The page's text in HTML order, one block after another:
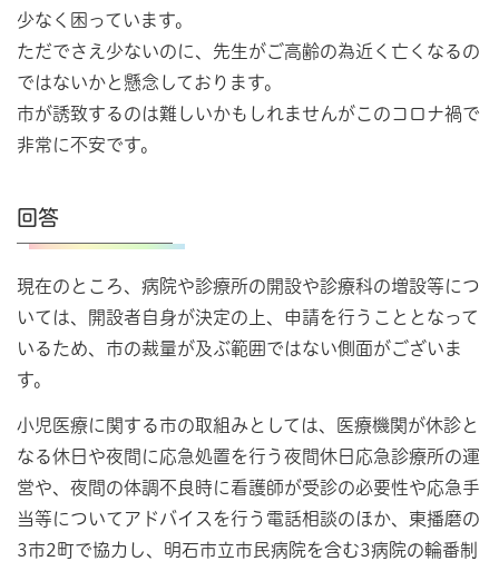
少なく困っています。
ただでさえ少ないのに、先生がご高齢の為近く亡くなるの
ではないかと懸念しております。
市が誘致するのは難しいかもしれませんがこのコロナ禍で
非常に不安です。
回答
現在のところ、病院や診療所の開設や診療科の増設等につ
いては、開設者自身が決定の上、申請を行うこととなって
いるため、市の裁量が及ぶ範囲ではない側面がございま
す。
小児医療に関する市の取組みとしては、医療機関が休診と
なる休日や夜間に応急処置を行う夜間休日応急診療所の運
営や、夜間の体調不良時に看護師が受診の必要性や応急手
当等についてアドバイスを行う電話相談のほか、東播磨の
3市2町で協力し、明石市立市民病院を含む3病院の輪番制